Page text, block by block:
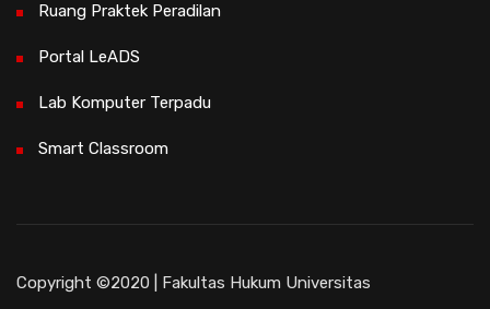
Ruang Praktek Peradilan
Portal LeADS
Lab Komputer Terpadu
Smart Classroom
Copyright ©2020 | Fakultas Hukum Universitas